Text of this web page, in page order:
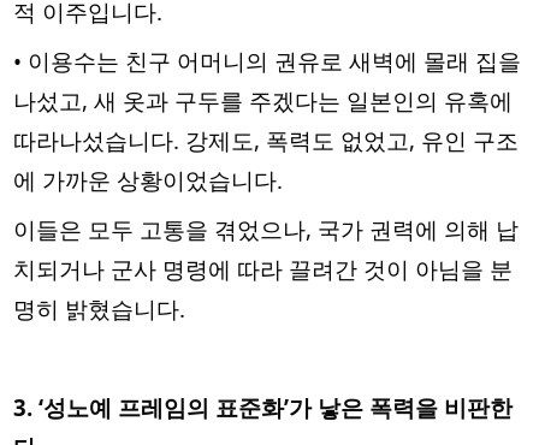
적 이주입니다.
• 이용수는 친구 어머니의 권유로 새벽에 몰래 집을
나섰고, 새 옷과 구두를 주겠다는 일본인의 유혹에
따라나섰습니다. 강제도, 폭력도 없었고, 유인 구조
에 가까운 상황이었습니다.
이들은 모두 고통을 겪었으나, 국가 권력에 의해 납
치되거나 군사 명령에 따라 끌려간 것이 아님을 분
명히 밝혔습니다.
3. ‘성노예 프레임의 표준화’가 낳은 폭력을 비판한